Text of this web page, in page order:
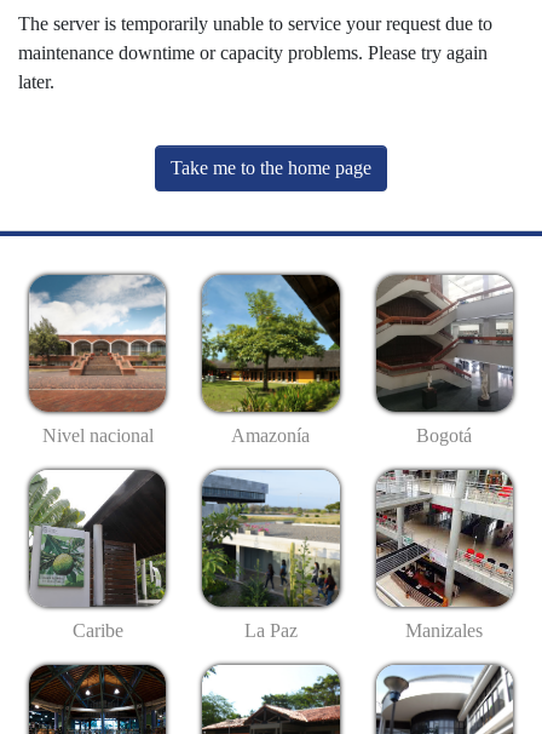
The server is temporarily unable to service your request due to
maintenance downtime or capacity problems. Please try again
later.
Take me to the home page
Nivel nacional Amazonía Bogotá
Caribe La Paz Manizales